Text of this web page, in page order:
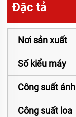
Đặc tả
Nơi sản xuất
Số kiểu máy
Công suất
Công suất loa